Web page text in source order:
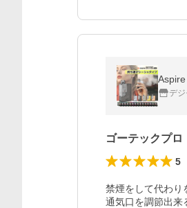
デジ
ゴーテックプロ
5
禁煙をして代わり
通気口を調節出来